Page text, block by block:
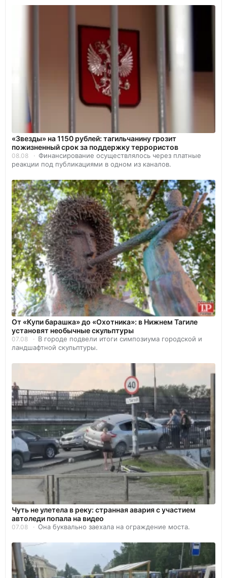
«Звезды» на 1150 рублей: тагильчанину грозит
пожизненный срок за поддержку террористов
08.08
Финансирование осуществлялось через платные
реакции под публикациями в одном из каналов.
От «Купи барашка» до «Охотника»: в Нижнем Тагиле
установят необычные скульптуры
07.08
В городе подвели итоги симпозиума городской и
ландшафтной скульптуры.
Чуть не улетела в реку: странная авария с участием
автоледи попала на видео
07.08 Она буквально заехала на ограждение моста.